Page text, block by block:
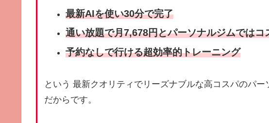
最新AIを使い30分で完了
通い放題で月7,678円とパーソナルジムではコ
予約なしで行ける超効率的トレーニング
という 最新クオリティでリーズナブルな高コスパのパ
だからです。